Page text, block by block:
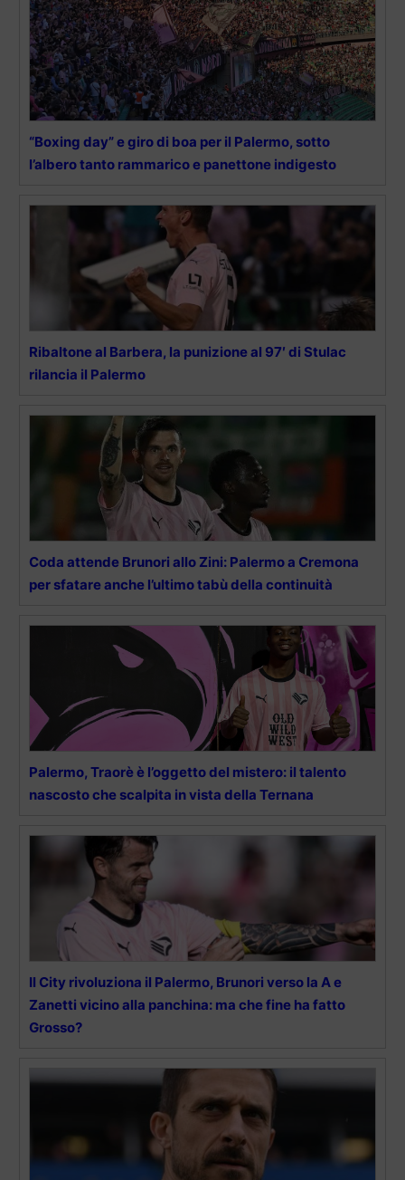
“Boxing day” e giro di boa per il Palermo, sotto
l’albero tanto rammarico e panettone indigesto
Ribaltone al Barbera, la punizione al 97′ di Stulac
rilancia il Palermo
Coda attende Brunori allo Zini: Palermo a Cremona
per sfatare anche l’ultimo tabù della continuità
Palermo, Traorè è l’oggetto del mistero: il talento
nascosto che scalpita in vista della Ternana
Il City rivoluziona il Palermo, Brunori verso la A e
Zanetti vicino alla panchina: ma che fine ha fatto
Grosso?